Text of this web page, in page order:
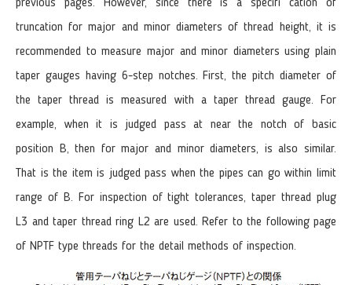
previous pages. However, since there is a specifi cation of
truncation for major and minor diameters of thread height, it is
recommended to measure major and minor diameters using plain
taper gauges having 6-step notches. First, the pitch diameter of
the taper thread is measured with a taper thread gauge. For
example, when it is judged pass at near the notch of basic
position B, then for major and minor diameters, is also similar.
That is the item is judged pass when the pipes can go within limit
range of B. For inspection of tight tolerances, taper thread plug
L3 and taper thread ring L2 are used. Refer to the following page
of NPTF type threads for the detail methods of inspection.